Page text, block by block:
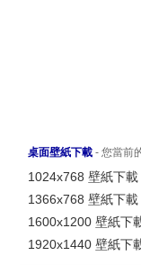
桌面壁紙下載 - 您當前
1024x768 壁紙下載
1366x768 壁紙下載
1600x1200 壁紙下
1920x1440 壁紙下